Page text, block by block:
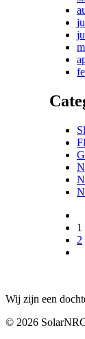
1
2
Wij zijn een
© 2026